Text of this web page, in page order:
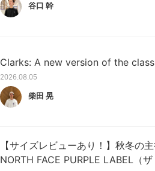
谷口 幹
Clarks: A new version of the
2026.08.05
柴田 晃
【サイズレビューあり！】秋冬の
NORTH FACE PURPLE LABEL（